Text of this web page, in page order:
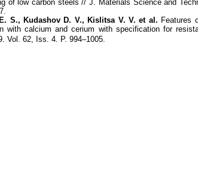
of low carbon steels // J. Materials Science and
S., Kudashov D. V., Kislitsa V. V. et al. Features
with calcium and cerium with specification for
Vol. 62, Iss. 4. P. 994–1005.